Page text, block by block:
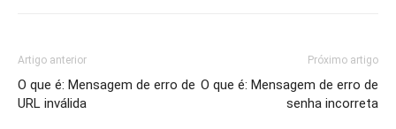
Artigo anterior
O que é: Mensagem de erro de
URL inválida
Próximo artigo
O que é: Mensagem de erro de
senha incorreta